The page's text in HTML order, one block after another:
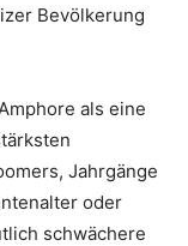
Bevölkerung
als eine
Jahrgänge
oder
schwächere